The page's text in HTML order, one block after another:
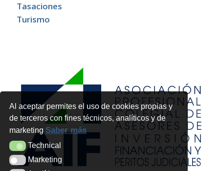
Al aceptar permites el uso de cookies propias y
de terceros con fines técnicos, analíticos y de
marketingSaber más
TechnicalTechnical
MarketingMarketing
Tasaciones
Turismo